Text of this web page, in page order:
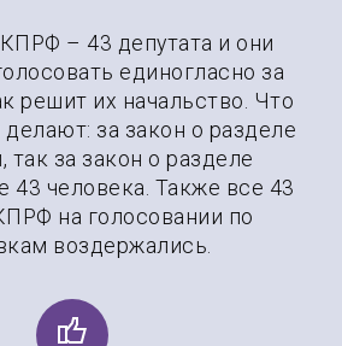
– 43 депутата и они
единогласно за
решит их начальство. Что
за закон о разделе
так за закон о разделе
43 человека. Также все 43
на голосовании по
воздержались.